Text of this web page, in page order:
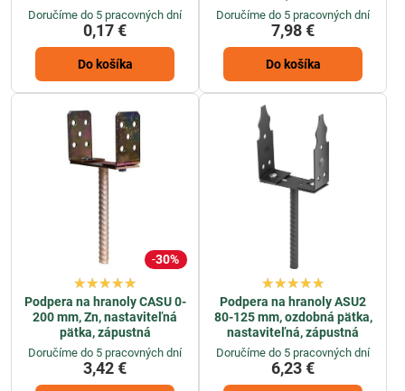
Doručíme do 5 pracovných dní
0,17 €
Do košíka
Doručíme do 5 pracovných dní
7,98 €
Do košíka
30%
Podpera na hranoly CASU 0-
200 mm, Zn, nastaviteľná
pätka, zápustná
Doručíme do 5 pracovných dní
3,42 €
Podpera na hranoly ASU2
80-125 mm, ozdobná pätka,
nastaviteľná, zápustná
Doručíme do 5 pracovných dní
6,23 €